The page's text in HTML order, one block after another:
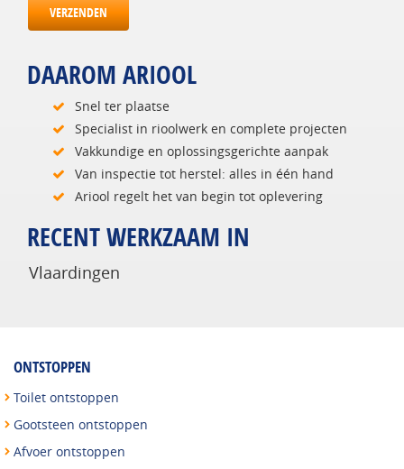
VERZENDEN
DAAROM ARIOOL
Snel ter plaatse
Specialist in rioolwerk en complete projecten
Vakkundige en oplossingsgerichte aanpak
Van inspectie tot herstel: alles in één hand
Ariool regelt het van begin tot oplevering
RECENT WERKZAAM IN
Vlaardingen
ONTSTOPPEN
Toilet ontstoppen
Gootsteen ontstoppen
Afvoer ontstoppen